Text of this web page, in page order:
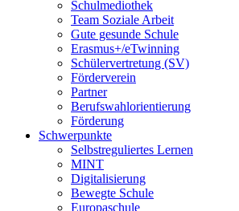
Schulmediothek
Team Soziale Arbeit
Gute gesunde Schule
Erasmus+/eTwinning
Schülervertretung (SV)
Förderverein
Partner
Berufswahlorientierung
Förderung
Schwerpunkte
Selbstreguliertes Lernen
MINT
Digitalisierung
Bewegte Schule
Europaschule